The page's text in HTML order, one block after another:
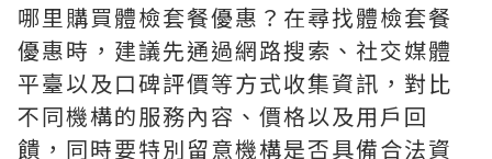
哪里購買體檢套餐優惠？在尋找體檢套餐
優惠時，建議先通過網路搜索、社交媒體
平臺以及口碑評價等方式收集資訊，對比
不同機構的服務內容、價格以及用戶回
饋，同時要特別留意機構是否具備合法資